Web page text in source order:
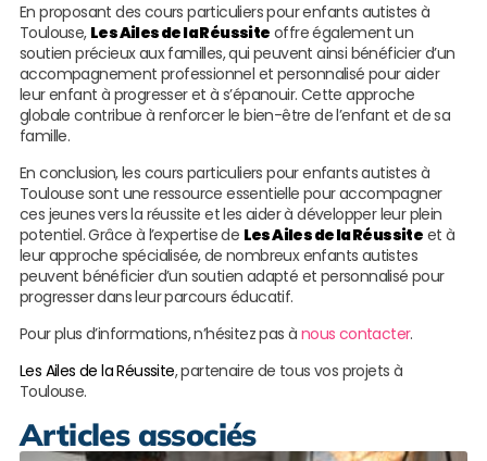
En proposant des cours particuliers pour enfants autistes à
Toulouse, Les Ailes de la Réussite offre également un
soutien précieux aux familles, qui peuvent ainsi bénéficier d’un
accompagnement professionnel et personnalisé pour aider
leur enfant à progresser et à s’épanouir. Cette approche
globale contribue à renforcer le bien-être de l’enfant et de sa
famille.
En conclusion, les cours particuliers pour enfants autistes à
Toulouse sont une ressource essentielle pour accompagner
ces jeunes vers la réussite et les aider à développer leur plein
potentiel. Grâce à l’expertise de Les Ailes de la Réussite et à
leur approche spécialisée, de nombreux enfants autistes
peuvent bénéficier d’un soutien adapté et personnalisé pour
progresser dans leur parcours éducatif.
Pour plus d’informations, n’hésitez pas à nous contacter.
Les Ailes de la Réussite, partenaire de tous vos projets à
Toulouse.
Articles associés